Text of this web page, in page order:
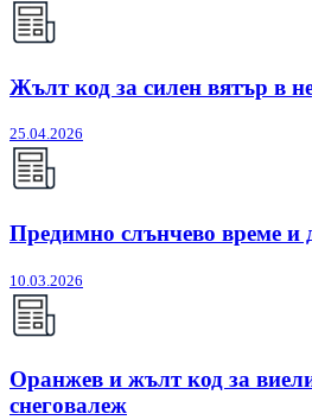
Жълт код за силен вятър в
25.04.2026
Предимно слънчево време и
10.03.2026
Оранжев и жълт код за
снеговалеж